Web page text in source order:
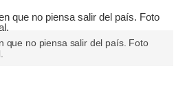
que no piensa salir del país. Foto